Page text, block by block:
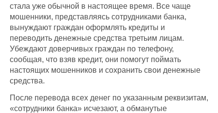
стала уже обычной в настоящее время. Все чаще
мошенники, представляясь сотрудниками банка,
вынуждают граждан оформлять кредиты и
переводить денежные средства третьим лицам.
Убеждают доверчивых граждан по телефону,
сообщая, что взяв кредит, они помогут поймать
настоящих мошенников и сохранить свои денежные
средства.
После перевода всех денег по указанным реквизитам,
«сотрудники банка» исчезают, а обманутые